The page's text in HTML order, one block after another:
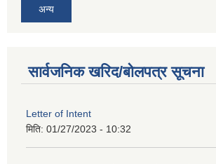
अन्य
सार्वजनिक खरिद/बोलपत्र सूचना
Letter of Intent
मिति: 01/27/2023 - 10:32